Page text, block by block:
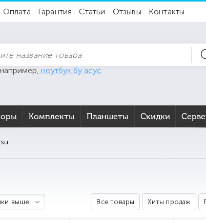
Оплата Гарантия Статьи Отзывы Контакты
ноутбук бу асус
Комплекты Планшеты Скидки
выше Все товары Хиты продаж